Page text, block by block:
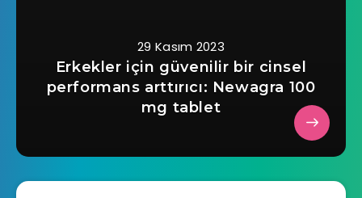
29 Kasım 2023
Erkekler için güvenilir bir cinsel
performans arttırıcı: Newagra 100
mg tablet